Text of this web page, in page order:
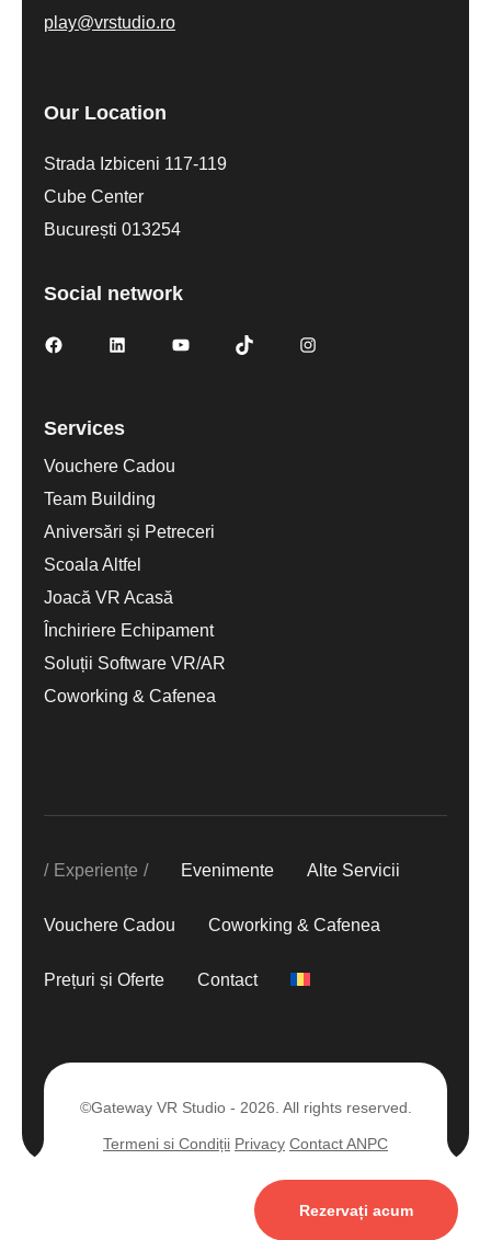
play@vrstudio.ro
Our Location
Strada Izbiceni 117-119
Cube Center
București 013254
Social network
Services
Vouchere Cadou
Team Building
Aniversări și Petreceri
Scoala Altfel
Joacă VR Acasă
Închiriere Echipament
Soluții Software VR/AR
Coworking & Cafenea
Experiențe Evenimente Alte Servicii
Vouchere Cadou Coworking & Cafenea
Prețuri și Oferte Contact
©Gateway VR Studio - 2026. All rights reserved.
Termeni si Condiții Privacy Contact ANPC
Rezervați acum